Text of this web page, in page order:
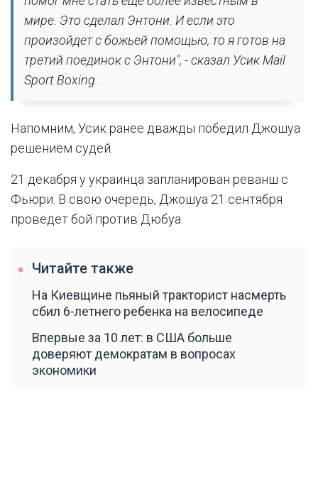
мире. Это сделал Энтони. И если это
произойдет с божьей помощью, то я готов на
третий поединок с Энтони", - сказал Усик Mail
Sport Boxing.
Напомним, Усик ранее дважды победил Джошуа
решением судей.
21 декабря у украинца запланирован реванш с
Фьюри. В свою очередь, Джошуа 21 сентября
проведет бой против Дюбуа.
Читайте также
На Киевщине пьяный тракторист насмерть
сбил 6-летнего ребенка на велосипеде
Впервые за 10 лет: в США больше
доверяют демократам в вопросах
экономики